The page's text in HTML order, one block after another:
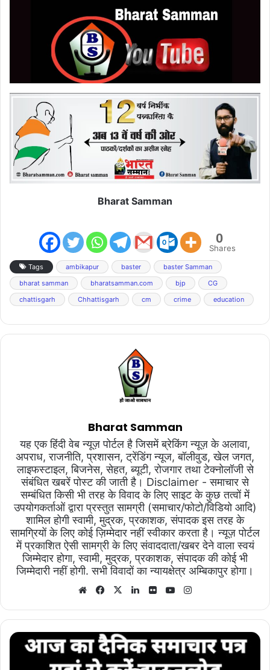
Bharat Samman
0
Shares
Tags ambikapur baster
baster Samman
bharat samman
bharatsamman.com bjp
CG
chattisgarh
Chhattisgarh cm crime education
Bharat Samman
यह एक हिंदी वेब न्यूज़ पोर्टल है जिसमें ब्रेकिंग न्यूज़ के अलावा,
अपराध, राजनीति, प्रशासन, ट्रेंडिंग न्यूज, बॉलीवुड, खेल जगत,
लाइफस्टाइल, बिजनेस, सेहत, ब्यूटी, रोजगार तथा टेक्नोलॉजी से
संबंधित खबरें पोस्ट की जाती है। Disclaimer - समाचार से
सम्बंधित किसी भी तरह के विवाद के लिए साइट के कुछ तत्वों में
उपयोगकर्ताओं द्वारा प्रस्तुत सामग्री (समाचार/फोटो/विडियो आदि)
शामिल होगी स्वामी, मुद्रक, प्रकाशक, संपादक इस तरह के
सामग्रियों के लिए कोई ज़िम्मेदार नहीं स्वीकार करता है। न्यूज़ पोर्टल
में प्रकाशित ऐसी सामग्री के लिए संवाददाता/खबर देने वाला स्वयं
जिम्मेदार होगा, स्वामी, मुद्रक, प्रकाशक, संपादक की कोई भी
जिम्मेदारी नहीं होगी. सभी विवादों का न्यायक्षेत्र अम्बिकापुर होगा।
WebsiteFacebook
X LinkedIn
Flickr YouTube
भारत
सम्मान
09/12/2023